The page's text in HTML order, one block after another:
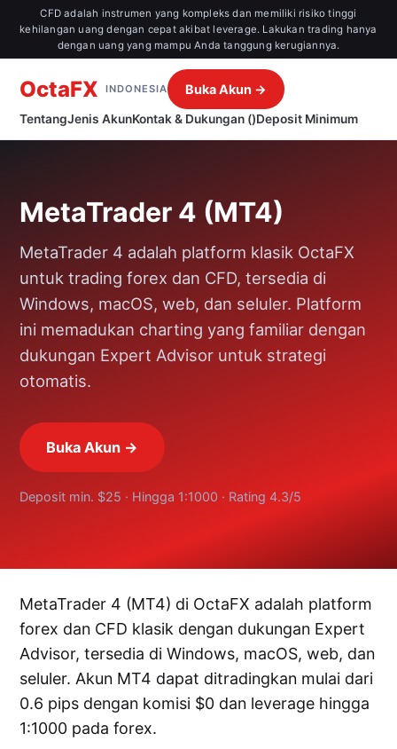
CFD adalah instrumen yang kompleks dan memiliki risiko tinggi
kehilangan uang dengan cepat akibat leverage. Lakukan trading hanya
dengan uang yang mampu Anda tanggung kerugiannya.
OctaFX INDONESIA
TentangJenis AkunKontak & Dukungan ()Deposit Minimum
Buka Akun →
MetaTrader 4 (MT4)
MetaTrader 4 adalah platform klasik OctaFX
untuk trading forex dan CFD, tersedia di
Windows, macOS, web, dan seluler. Platform
ini memadukan charting yang familiar dengan
dukungan Expert Advisor untuk strategi
otomatis.
Buka Akun →
Deposit min. $25 · Hingga 1:1000 · Rating 4.3/5
MetaTrader 4 (MT4) di OctaFX adalah platform
forex dan CFD klasik dengan dukungan Expert
Advisor, tersedia di Windows, macOS, web, dan
seluler. Akun MT4 dapat ditradingkan mulai dari
0.6 pips dengan komisi $0 dan leverage hingga
1:1000 pada forex.